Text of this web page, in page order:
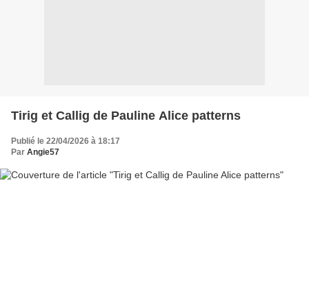
Tirig et Callig de Pauline Alice patterns
Publié le 22/04/2026 à 18:17
Par Angie57